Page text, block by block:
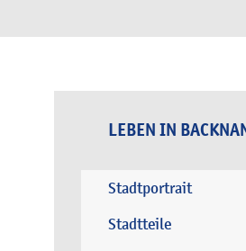
LEBEN IN
Stadtportrait
Stadtteile